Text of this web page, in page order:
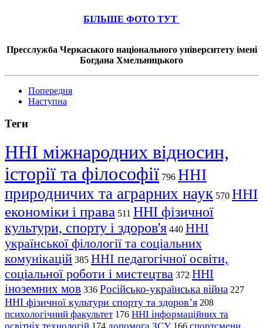
БІЛЬШЕ ФОТО ТУТ
Пресслужба Черкаського національного університету імені
Богдана Хмельницького
Попередня
Наступна
Теги
ННІ міжнародних відносин,
історії та філософії 796 ННІ
природничих та аграрних наук 570 ННІ
економіки і права 511 ННІ фізичної
культури, спорту і здоров'я 440 ННІ
української філології та соціальних
комунікацій 385 ННІ педагогічної освіти,
соціальної роботи і мистецтва 372 ННІ
іноземних мов 336 Російсько-українська війна 227
ННІ фізичної культури спорту та здоров’я 208
психологічний факультет 176 ННІ інформаційних та
174 166